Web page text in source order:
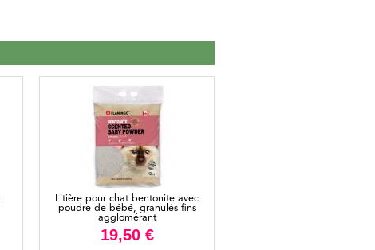
Litière pour chat bentonite avec
poudre de bébé, granulés fins
agglomérant
19,50 €